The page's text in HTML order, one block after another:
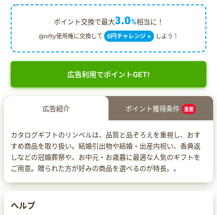
ポイント交換で最大3.0%相当に！
@nifty使用権に交換して 0円チャレンジ » しよう！
広告利用でポイントGET!
広告紹介 ポイント獲得条件 重要
カタログギフトのリンベルは、品質と品ぞろえを重視し、おす
すめ商品を取り扱い。結婚引出物や結婚・出産内祝い、香典返
しなどの冠婚葬祭や、お中元・お歳暮に最適な人気のギフトを
ご用意。贈られた方が好みの商品を選べるのが特長。。
ヘルプ